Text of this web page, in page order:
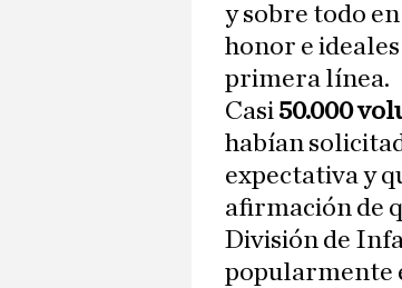
y sobre todo
honor e
primera línea.
Casi 50.000
habían
expectativa y
afirmación de
División de
popularmente